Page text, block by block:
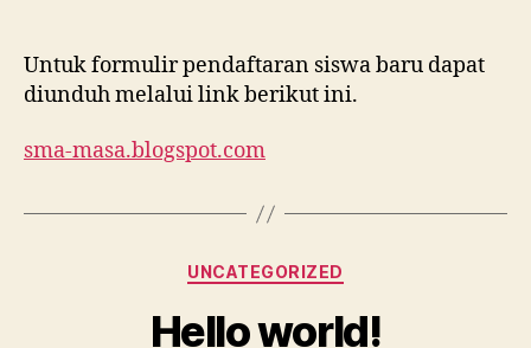
Untuk formulir pendaftaran siswa baru dapat
diunduh melalui link berikut ini.
sma-masa.blogspot.com
Kategori
UNCATEGORIZED
Hello world!